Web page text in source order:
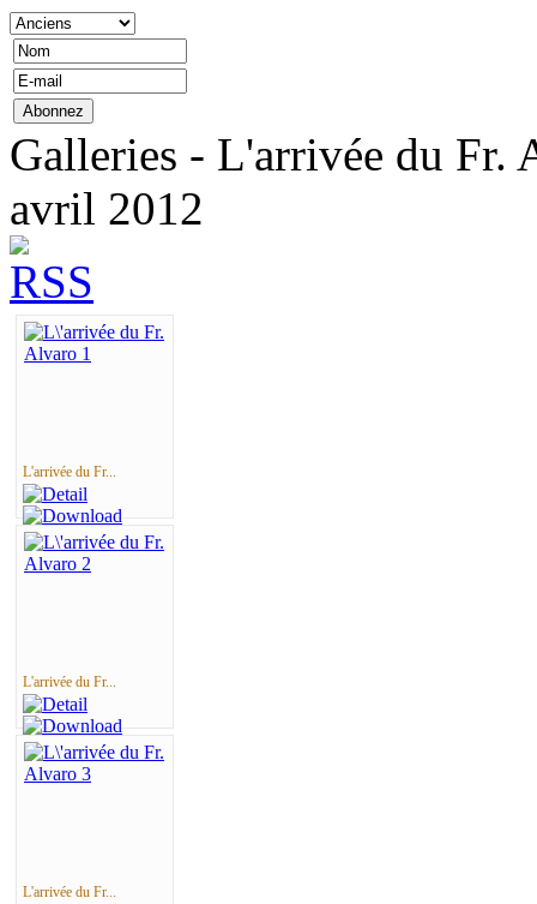
Galleries - L'arrivée du Fr.
avril 2012
L'arrivée du Fr...
L'arrivée du Fr...
L'arrivée du Fr...